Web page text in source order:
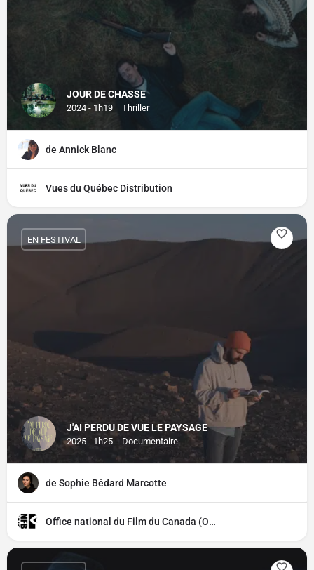
JOUR DE CHASSE
2024 - 1h19 Thriller
de Annick Blanc
Vues du Québec Distribution
J'AI PERDU DE VUE LE PAYSAGE
2025 - 1h25 Documentaire
EN FESTIVAL
de Sophie Bédard Marcotte
Office national du Film du Canada (ONF)